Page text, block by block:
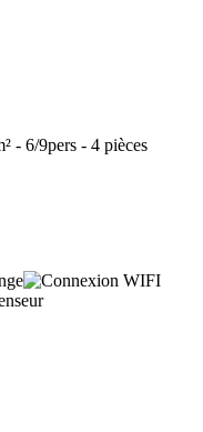
6/9pers - 4 pièces